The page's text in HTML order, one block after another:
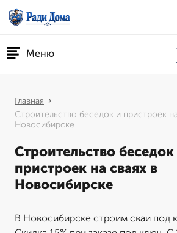
Меню
Главная
Строительство беседок и пристроек
Новосибирске
Строительство беседок
пристроек на сваях в
Новосибирске
В Новосибирске строим сваи под